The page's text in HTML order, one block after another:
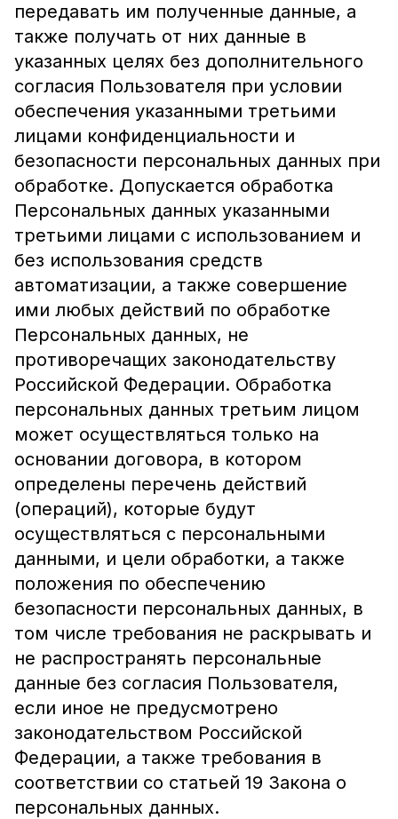
передавать им полученные данные, а
также получать от них данные в
указанных целях без дополнительного
согласия Пользователя при условии
обеспечения указанными третьими
лицами конфиденциальности и
безопасности персональных данных при
обработке. Допускается обработка
Персональных данных указанными
третьими лицами с использованием и
без использования средств
автоматизации, а также совершение
ими любых действий по обработке
Персональных данных, не
противоречащих законодательству
Российской Федерации. Обработка
персональных данных третьим лицом
может осуществляться только на
основании договора, в котором
определены перечень действий
(операций), которые будут
осуществляться с персональными
данными, и цели обработки, а также
положения по обеспечению
безопасности персональных данных, в
том числе требования не раскрывать и
не распространять персональные
данные без согласия Пользователя,
если иное не предусмотрено
законодательством Российской
Федерации, а также требования в
соответствии со статьей 19 Закона о
персональных данных.